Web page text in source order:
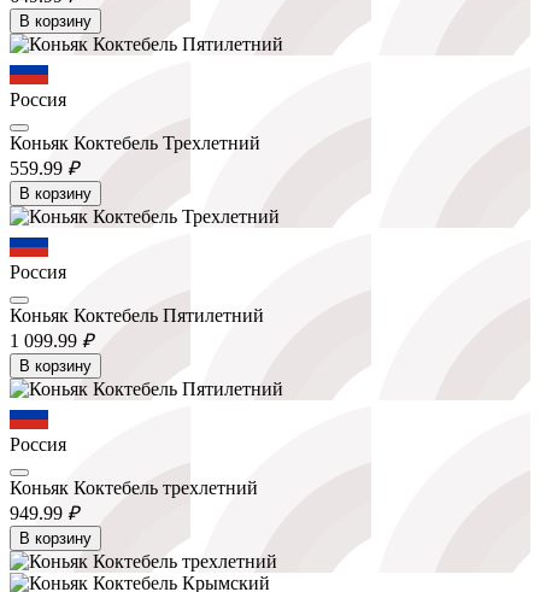
В корзину
Россия
Коньяк Коктебель Трехлетний
559.99 ₽
В корзину
Россия
Коньяк Коктебель Пятилетний
1 099.99 ₽
В корзину
Россия
Коньяк Коктебель трехлетний
949.99 ₽
В корзину